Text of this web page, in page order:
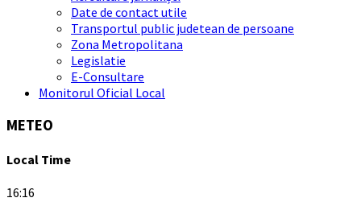
Date de contact utile
Transportul public judetean de persoane
Zona Metropolitana
Legislatie
E-Consultare
Monitorul Oficial Local
METEO
Local Time
16:16